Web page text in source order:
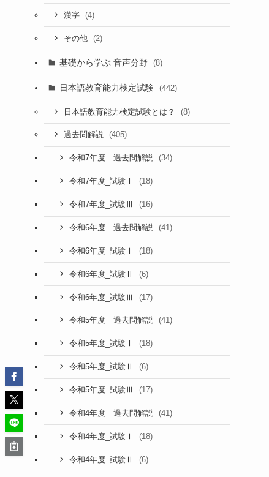
漢字 (4)
その他 (2)
基礎から学ぶ 音声分野 (8)
日本語教育能力検定試験 (442)
日本語教育能力検定試験とは？ (8)
過去問解説 (405)
令和7年度 過去問解説 (34)
令和7年度_試験Ⅰ (18)
令和7年度_試験Ⅲ (16)
令和6年度 過去問解説 (41)
令和6年度_試験Ⅰ (18)
令和6年度_試験Ⅱ (6)
令和6年度_試験Ⅲ (17)
令和5年度 過去問解説 (41)
令和5年度_試験Ⅰ (18)
令和5年度_試験Ⅱ (6)
令和5年度_試験Ⅲ (17)
令和4年度 過去問解説 (41)
令和4年度_試験Ⅰ (18)
令和4年度_試験Ⅱ (6)